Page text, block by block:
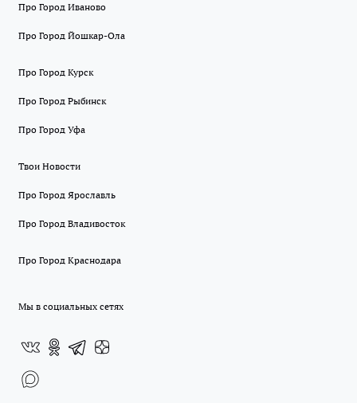
Про Город Иваново
Про Город Йошкар-Ола
Про Город Курск
Про Город Рыбинск
Про Город Уфа
Твои Новости
Про Город Ярославль
Про Город Владивосток
Про Город Краснодара
Мы в социальных сетях